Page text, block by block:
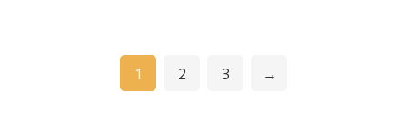
1 2 3 →